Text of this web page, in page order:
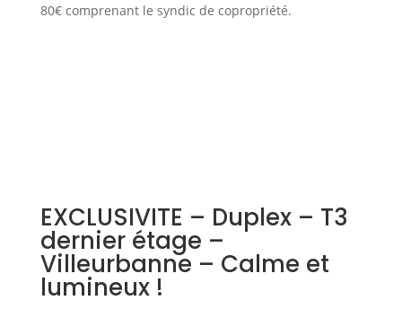
80€ comprenant le syndic de copropriété.
EXCLUSIVITE – Duplex – T3
dernier étage –
Villeurbanne – Calme et
lumineux !